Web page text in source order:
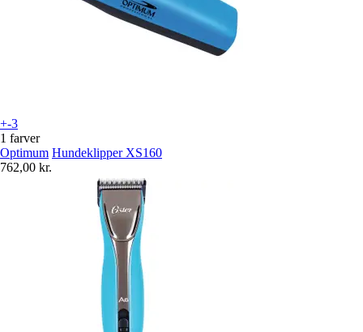
+-3
1 farver
Optimum Hundeklipper XS160
762,00 kr.